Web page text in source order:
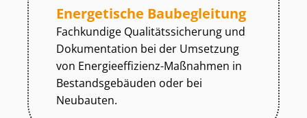
Energetische Baubegleitung
Fachkundige Qua­li­täts­si­che­rung und
Dokumentation bei der Umsetzung
von En­er­gie­ef­fi­zi­enz-Maßnahmen in
Be­stands­ge­bäu­den oder bei
Neubauten.